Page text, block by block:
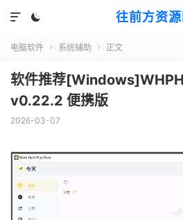
往前方资源


电脑软件  系统辅助  正文
软件推荐
v0.22.2 便携版
2026-03-07